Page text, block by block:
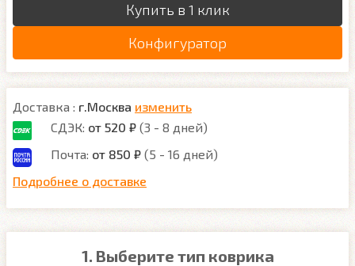
Купить в 1 клик
Конфигуратор
Доставка : г.Москва изменить
СДЭК: от 520 ₽ (3 - 8 дней)
Почта: от 850 ₽ (5 - 16 дней)
Подробнее о доставке
1. Выберите тип коврика